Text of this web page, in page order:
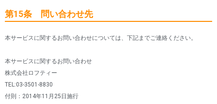
第15条 問い合わせ先
本サービスに関するお問い合わせについては、下記までご連絡ください。
本サービスに関するお問い合わせ
株式会社ロフティー
TEL:03-3501-8830
付則：2014年11月25日施行